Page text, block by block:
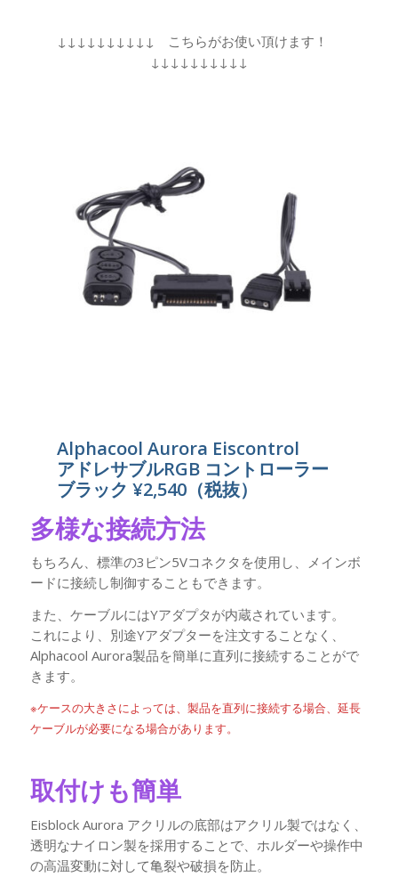
↓↓↓↓↓↓↓↓↓↓ こちらがお使い頂けます！
↓↓↓↓↓↓↓↓↓↓
Alphacool Aurora Eiscontrol
アドレサブルRGB コントローラー
ブラック ¥2,540（税抜）
多様な接続方法
もちろん、標準の3ピン5Vコネクタを使用し、メインボ
ードに接続し制御することもできます。
また、ケーブルにはYアダプタが内蔵されています。
これにより、別途Yアダプターを注文することなく、
Alphacool Aurora製品を簡単に直列に接続することがで
きます。
※ケースの大きさによっては、製品を直列に接続する場合、延長
ケーブルが必要になる場合があります。
取付けも簡単
Eisblock Aurora アクリルの底部はアクリル製ではなく、
透明なナイロン製を採用することで、ホルダーや操作中
の高温変動に対して亀裂や破損を防止。